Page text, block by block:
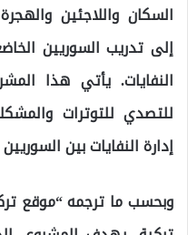
السكان واللاجئين
إلى تدريب السوريين
النفايات. يأتي هذا
للتصدي للتوترات
إدارة النفايات بين
وبحسب ما ترجمه “موقع